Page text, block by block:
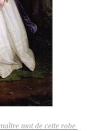
mot de cette robe